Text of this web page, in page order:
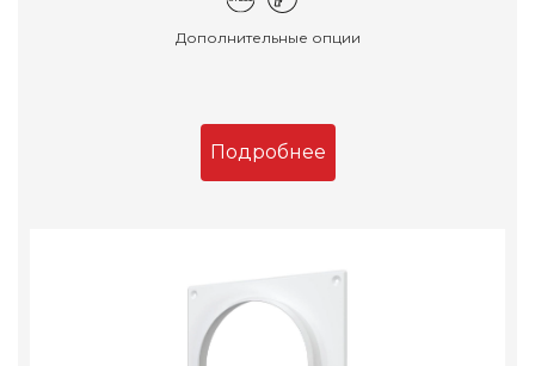
Дополнительные опции
Подробнее